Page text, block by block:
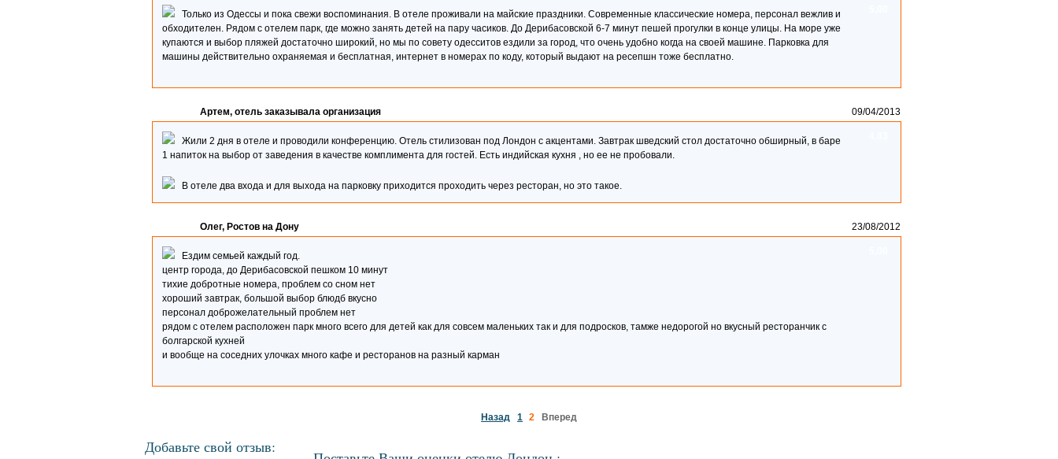
Только из Одессы и пока свежи воспоминания. В отеле проживали на майские праздники. Современные классические номера, персонал вежлив и
обходителен. Рядом с отелем парк, где можно занять детей на пару часиков. До Дерибасовской 6-7 минут пешей прогулки в конце улицы. На море уже
купаются и выбор пляжей достаточно широкий, но мы по совету одесситов ездили за город, что очень удобно когда на своей машине. Парковка для
машины действительно охраняемая и бесплатная, интернет в номерах по коду, который выдают на ресепшн тоже бесплатно.
Артем, отель заказывала организация 09/04/2013
Жили 2 дня в отеле и проводили конференцию. Отель стилизован под Лондон с акцентами. Завтрак шведский стол достаточно обширный, в баре
1 напиток на выбор от заведения в качестве комплимента для гостей. Есть индийская кухня , но ее не пробовали.
В отеле два входа и для выхода на парковку приходится проходить через ресторан, но это такое.
Олег, Ростов на Дону 23/08/2012
Ездим семьей каждый год.
центр города, до Дерибасовской пешком 10 минут
тихие добротные номера, проблем со сном нет
хороший завтрак, большой выбор блюдб вкусно
персонал доброжелательный проблем нет
рядом с отелем расположен парк много всего для детей как для совсем маленьких так и для подросков, тамже недорогой но вкусный ресторанчик с
болгарской кухней
и вообще на соседних улочках много кафе и ресторанов на разный карман
Назад 1 2 Вперед
Добавьте свой отзыв: